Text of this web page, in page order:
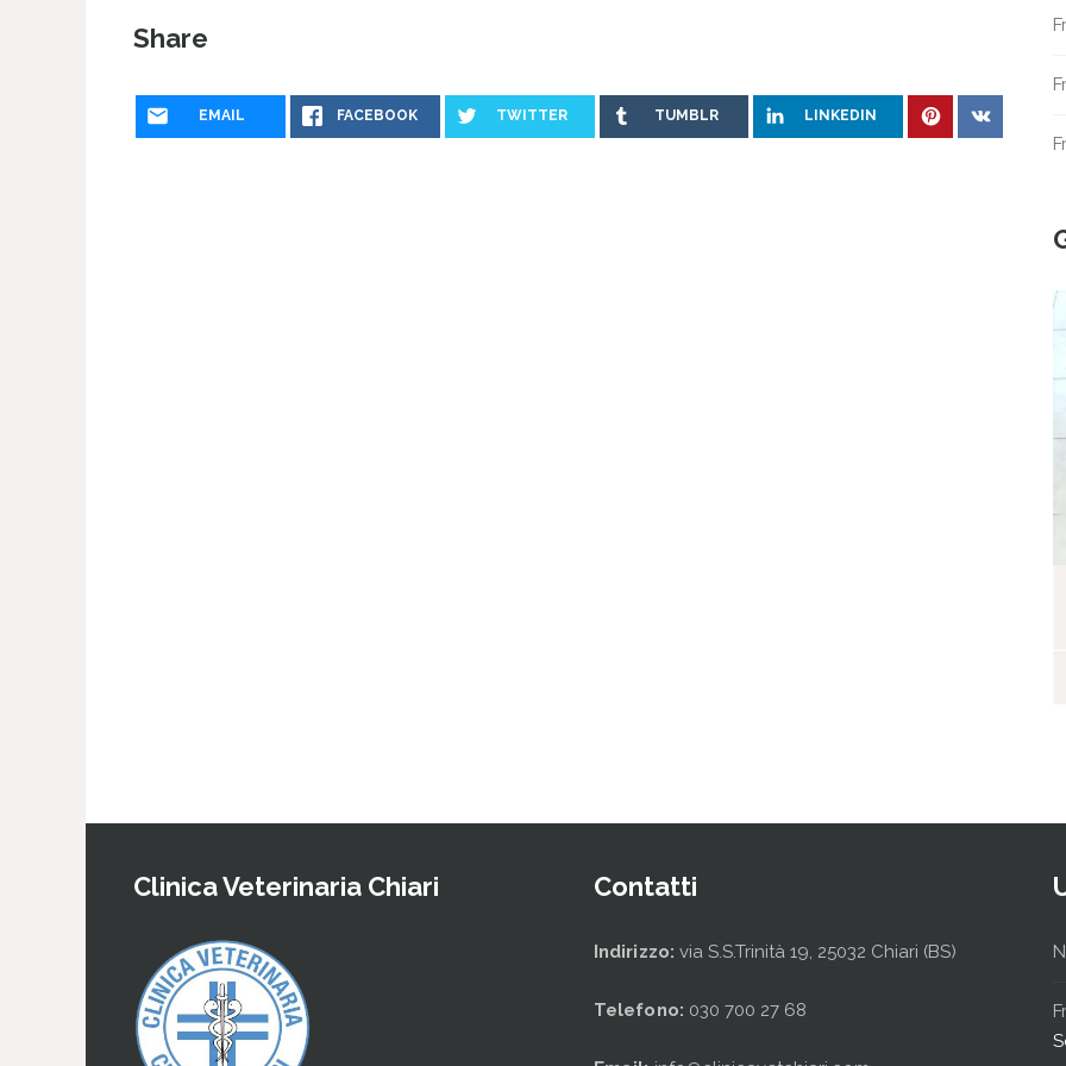
Share
EMAIL FACEBOOK TWITTER TUMBLR LINKEDIN
Clinica Veterinaria Chiari Contatti
Indirizzo: via S.S.Trinità 19, 25032 Chiari (BS)
Telefono: 030 700 27 68